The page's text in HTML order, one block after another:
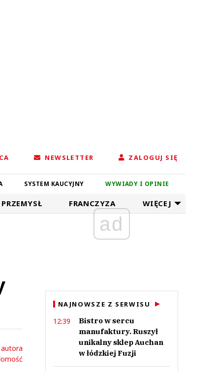
NEWSLETTER ZALOGUJ SIĘ
SYSTEM KAUCYJNY WYWIADY I OPINIE
PRZEMYSŁ FRANCZYZA WIĘCEJ
autora
ad
NAJNOWSZE Z SERWISU
12:39
Bistro w sercu
manufaktury. Ruszył
unikalny sklep Auchan
w łódzkiej Fuzji